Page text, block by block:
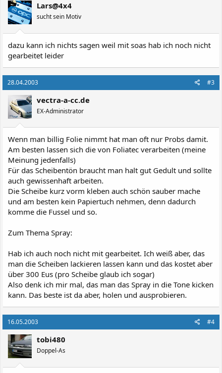
Lars@4x4
sucht sein Motiv
dazu kann ich nichts sagen weil mit soas hab ich noch nicht
gearbeitet leider
28.04.2003 #3
vectra-a-cc.de
EX-Administrator
Wenn man billig Folie nimmt hat man oft nur Probs damit.
Am besten lassen sich die von Foliatec verarbeiten (meine
Meinung jedenfalls)
Für das Scheibentön braucht man halt gut Gedult und sollte
auch gewissenhaft arbeiten.
Die Scheibe kurz vorm kleben auch schön sauber mache
und am besten kein Papiertuch nehmen, denn dadurch
komme die Fussel und so.
Zum Thema Spray:
Hab ich auch noch nicht mit gearbeitet. Ich weiß aber, das
man die Scheiben lackieren lassen kann und das kostet aber
über 300 Eus (pro Scheibe glaub ich sogar)
Also denk ich mir mal, das man das Spray in die Tone kicken
kann. Das beste ist da aber, holen und ausprobieren.
16.05.2003 #4
tobi480
Doppel-As